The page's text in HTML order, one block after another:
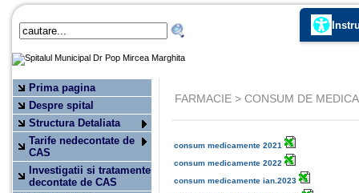
Prima pagina
Despre spital
Structura Detaliata
Tarife nedecontate de
CAS
Investigatii si tratamente
decontate de CAS
FARMACIE > CONSUM DE
consum medicamente 2021
consum medicamente 2022
consum medicamente ian.2023